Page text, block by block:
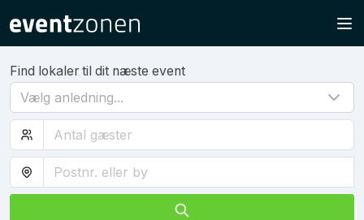
Find lokaler til dit næste event
Vælg anledning...